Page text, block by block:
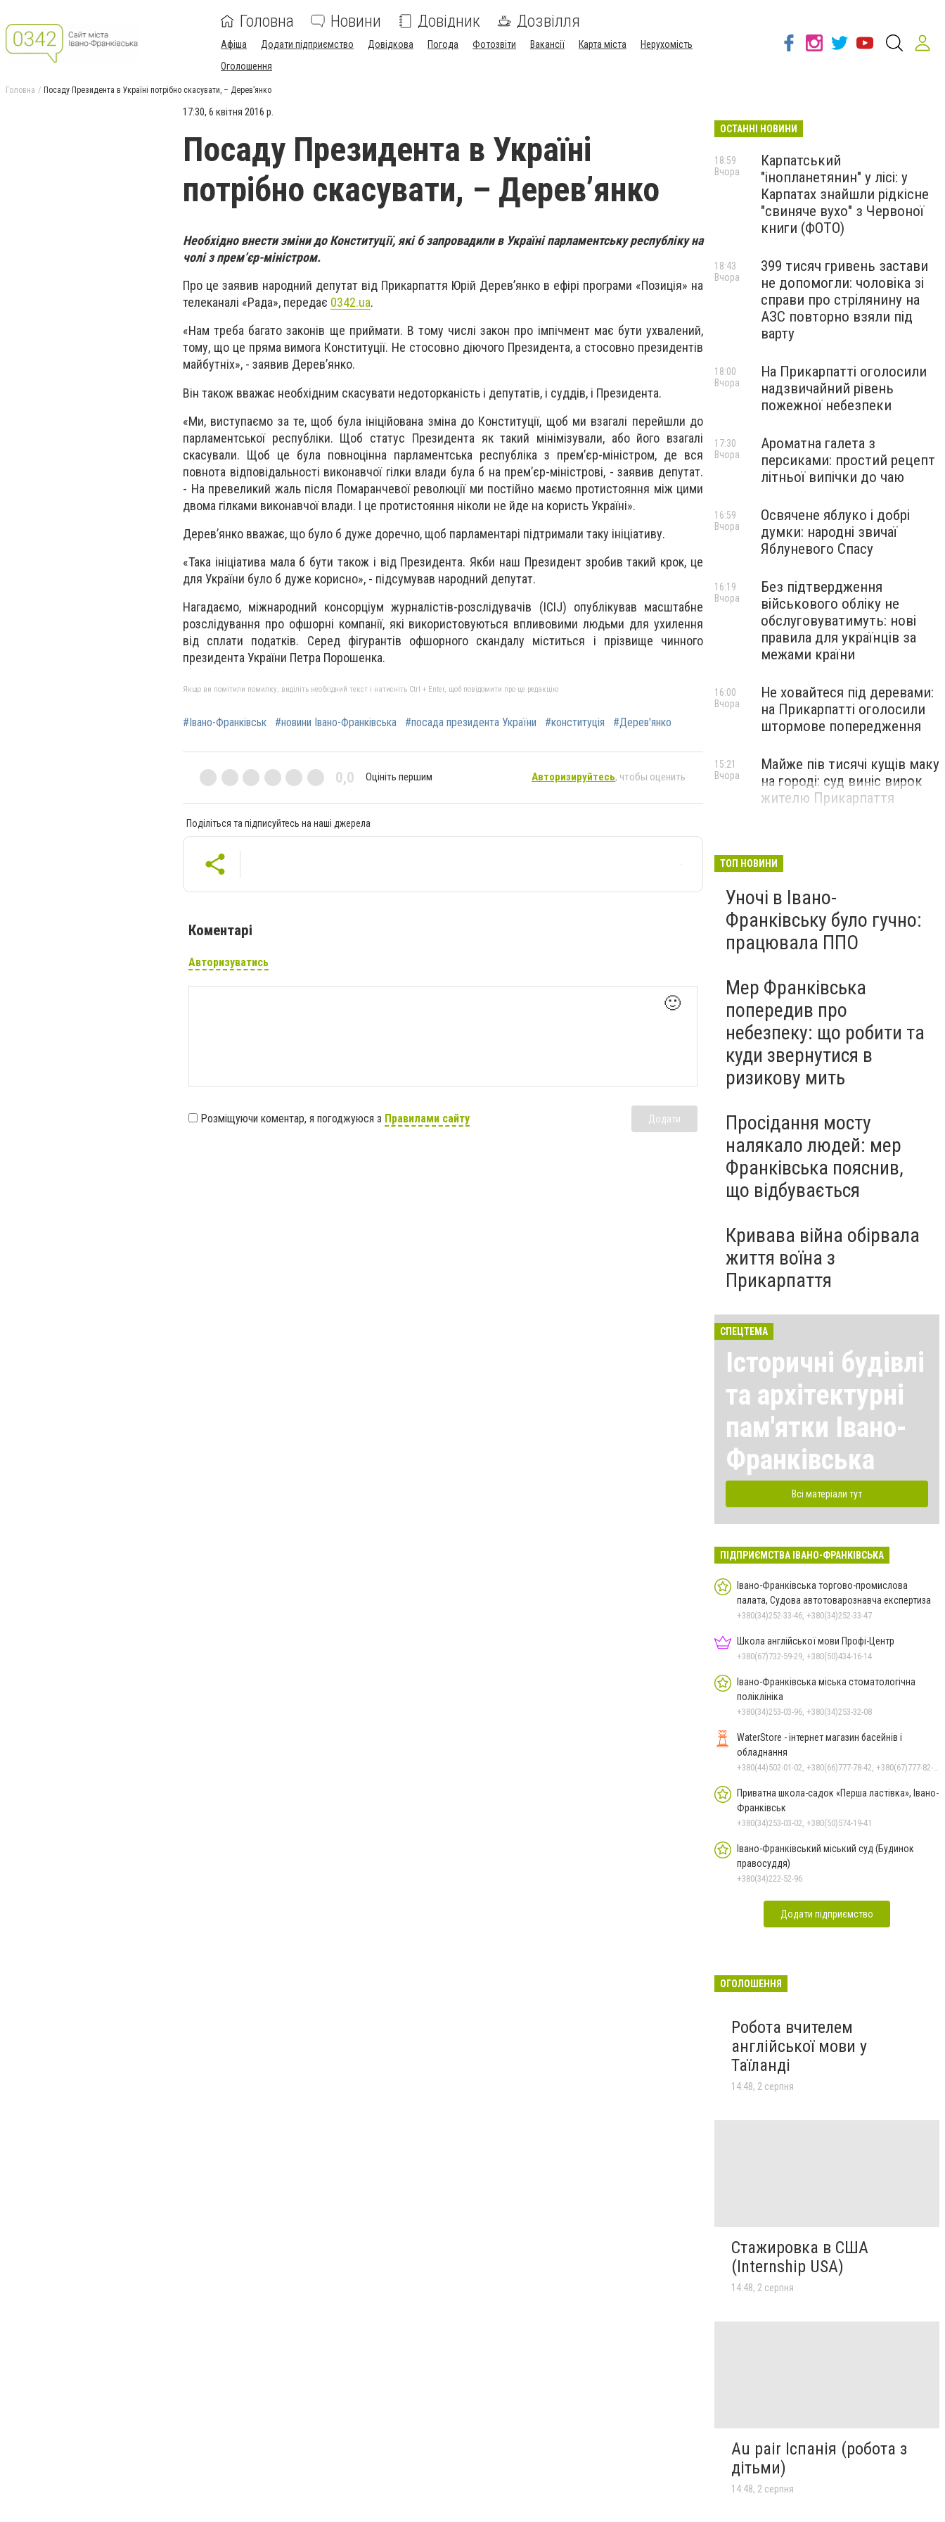
Головна Новини Довідник Дозвілля
Афіша Додати підприємство Довідкова Погода Фотозвіти Вакансії Карта міста
Нерухомість
Оголошення
Головна Посаду Президента в Україні потрібно скасувати, – Дерев’янко
17:30, 6 квітня 2016 р.
Посаду Президента в Україні
потрібно скасувати, – Дерев’янко
Необхідно внести зміни до Конституції, які б запровадили в Україні парламентську республіку на
чолі з прем’єр-міністром.
Про це заявив народний депутат від Прикарпаття Юрій Дерев’янко в ефірі програми «Позиція» на
телеканалі «Рада», передає 0342.ua.
«Нам треба багато законів ще приймати. В тому числі закон про імпічмент має бути ухвалений,
тому, що це пряма вимога Конституції. Не стосовно діючого Президента, а стосовно президентів
майбутніх», - заявив Дерев’янко.
Він також вважає необхідним скасувати недоторканість і депутатів, і суддів, і Президента.
«Ми, виступаємо за те, щоб була ініційована зміна до Конституції, щоб ми взагалі перейшли до
парламентської республіки. Щоб статус Президента як такий мінімізували, або його взагалі
скасували. Щоб це була повноцінна парламентська республіка з прем’єр-міністром, де вся
повнота відповідальності виконавчої гілки влади була б на прем’єр-міністрові, - заявив депутат.
- На превеликий жаль після Помаранчевої революції ми постійно маємо протистояння між цими
двома гілками виконавчої влади. І це протистояння ніколи не йде на користь Україні».
Дерев’янко вважає, що було б дуже доречно, щоб парламентарі підтримали таку ініціативу.
«Така ініціатива мала б бути також і від Президента. Якби наш Президент зробив такий крок, це
для України було б дуже корисно», - підсумував народний депутат.
Нагадаємо, міжнародний консорціум журналістів-розслідувачів (ICIJ) опублікував масштабне
розслідування про офшорні компанії, які використовуються впливовими людьми для ухилення
від сплати податків. Серед фігурантів офшорного скандалу міститься і прізвище чинного
президента України Петра Порошенка.
Якщо ви помітили помилку, виділіть необхідний текст і натисніть Ctrl + Enter, щоб повідомити про це редакцію
#Івано-Франківськ #новини Івано-Франківська #посада президента України #конституція #Дерев'янко
0,0 Оцініть першим Авторизируйтесь, чтобы оценить
Поділіться та підписуйтесь на наші джерела
Коментарі
Авторизуватись
🙂
Розміщуючи коментар, я погоджуюся з Правилами сайту Додати
ОСТАННІ НОВИНИ
Карпатський
"інопланетянин" у лісі: у
Карпатах знайшли рідкісне
"свиняче вухо" з Червоної
книги (ФОТО)
18:59
Вчора
399 тисяч гривень застави
не допомогли: чоловіка зі
справи про стрілянину на
АЗС повторно взяли під
варту
18:43
Вчора
На Прикарпатті оголосили
надзвичайний рівень
пожежної небезпеки
18:00
Вчора
Ароматна галета з
персиками: простий рецепт
літньої випічки до чаю
17:30
Вчора
Освячене яблуко і добрі
думки: народні звичаї
Яблуневого Спасу
16:59
Вчора
Без підтвердження
військового обліку не
обслуговуватимуть: нові
правила для українців за
межами країни
16:19
Вчора
Не ховайтеся під деревами:
на Прикарпатті оголосили
штормове попередження
16:00
Вчора
Майже пів тисячі кущів маку
на городі: суд виніс вирок
жителю Прикарпаття
15:21
Вчора
ТОП НОВИНИ
Уночі в Івано-
Франківську було гучно:
працювала ППО
Мер Франківська
попередив про
небезпеку: що робити та
куди звернутися в
ризикову мить
Просідання мосту
налякало людей: мер
Франківська пояснив,
що відбувається
Кривава війна обірвала
життя воїна з
Прикарпаття
СПЕЦТЕМА
Історичні будівлі
та архітектурні
пам'ятки Івано-
Франківська
Всі матеріали тут
ПІДПРИЄМСТВА ІВАНО-ФРАНКІВСЬКА
Івано-Франківська торгово-промислова
палата, Судова автотоварознавча експертиза
+380(34)252-33-46, +380(34)252-33-47
Школа англійської мови Профі-Центр
+380(67)732-59-29, +380(50)434-16-14
Івано-Франківська міська стоматологічна
поліклініка
+380(34)253-03-96, +380(34)253-32-08
WaterStore - інтернет магазин басейнів і
обладнання
Приватна школа-садок «Перша ластівка», Івано-
Франківськ
+380(34)253-03-02, +380(50)574-19-41
Івано-Франківський міський суд (Будинок
правосуддя)
+380(34)222-52-96
Додати підприємство
ОГОЛОШЕННЯ
Робота вчителем
англійської мови у
Таїланді
14:48, 2 серпня
Стажировка в США
(Internship USA)
14:48, 2 серпня
Au pair Іспанія (робота з
дітьми)
14:48, 2 серпня